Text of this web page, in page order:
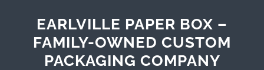
EARLVILLE PAPER BOX –
FAMILY-OWNED CUSTOM
PACKAGING COMPANY